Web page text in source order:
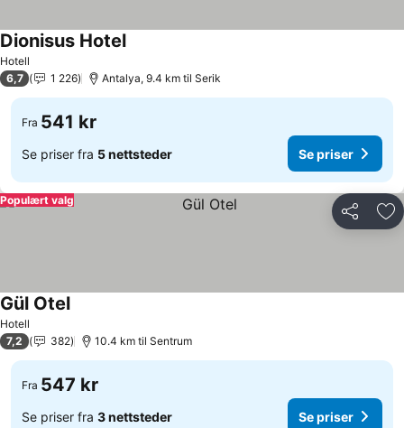
Hotell
Dionisus Hotel
6,7 1 226 Antalya, 9.4 km til Serik
Fra 541 kr
Se priser fra 5 nettsteder Se priser
Del
Populært valg
Hotell
Gül Otel
7,2 382 10.4 km til Sentrum
Fra 547 kr
Se priser fra 3 nettsteder Se priser